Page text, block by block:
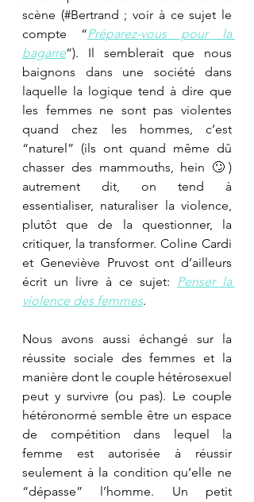
scène (#Bertrand ; voir à ce sujet le
compte “Préparez-vous pour la
bagarre”). Il semblerait que nous
baignons dans une société dans
laquelle la logique tend à dire que
les femmes ne sont pas violentes
quand chez les hommes, c’est
“naturel” (ils ont quand même dû
chasser des mammouths, hein 🙄)
autrement dit, on tend à
essentialiser, naturaliser la violence,
plutôt que de la questionner, la
critiquer, la transformer. Coline Cardi
et Geneviève Pruvost ont d’ailleurs
écrit un livre à ce sujet: Penser la
violence des femmes.
Nous avons aussi échangé sur la
réussite sociale des femmes et la
manière dont le couple hétérosexuel
peut y survivre (ou pas). Le couple
hétéronormé semble être un espace
de compétition dans lequel la
femme est autorisée à réussir
seulement à la condition qu’elle ne
“dépasse” l’homme. Un petit